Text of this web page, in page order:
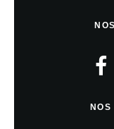
20 août
Everybody was